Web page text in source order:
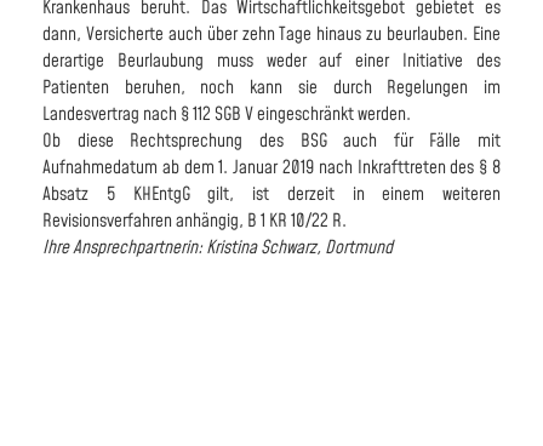
Krankenhaus beruht. Das Wirtschaftlichkeitsgebot gebietet es
dann, Versicherte auch über zehn Tage hinaus zu beurlauben. Eine
derartige Beurlaubung muss weder auf einer Initiative des
Patienten beruhen, noch kann sie durch Regelungen im
Landesvertrag nach § 112 SGB V eingeschränkt werden.
Ob diese Rechtsprechung des BSG auch für Fälle mit
Aufnahmedatum ab dem 1. Januar 2019 nach Inkrafttreten des § 8
Absatz 5 KHEntgG gilt, ist derzeit in einem weiteren
Revisionsverfahren anhängig, B 1 KR 10/22 R.
Ihre Ansprechpartnerin: Kristina Schwarz, Dortmund